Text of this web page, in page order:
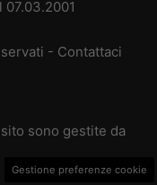
- Contattaci
sono gestite da
Gestione preferenze cookie